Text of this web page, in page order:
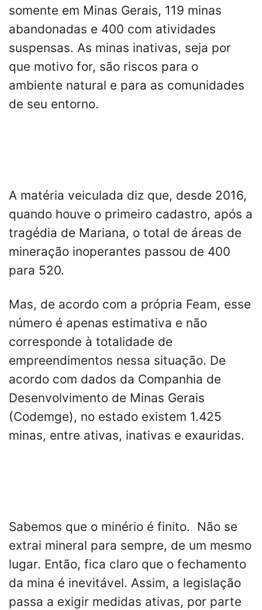
somente em Minas Gerais, 119 minas
abandonadas e 400 com atividades
suspensas. As minas inativas, seja por
que motivo for, são riscos para o
ambiente natural e para as comunidades
de seu entorno.
A matéria veiculada diz que, desde 2016,
quando houve o primeiro cadastro, após a
tragédia de Mariana, o total de áreas de
mineração inoperantes passou de 400
para 520.
Mas, de acordo com a própria Feam, esse
número é apenas estimativa e não
corresponde à totalidade de
empreendimentos nessa situação. De
acordo com dados da Companhia de
Desenvolvimento de Minas Gerais
(Codemge), no estado existem 1.425
minas, entre ativas, inativas e exauridas.
Sabemos que o minério é finito. Não se
extrai mineral para sempre, de um mesmo
lugar. Então, fica claro que o fechamento
da mina é inevitável. Assim, a legislação
passa a exigir medidas ativas, por parte